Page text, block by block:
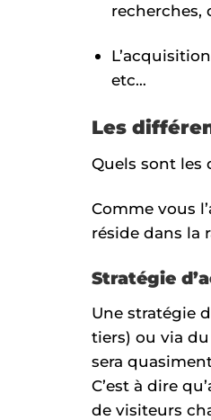
recherches,
etc…
Les
Quels sont les
Comme vous
réside dans la
Stratégie
Une stratégie
tiers) ou via
sera
C’est à dire
de visiteurs